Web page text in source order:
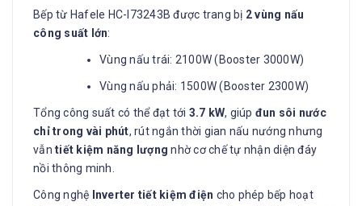
Bếp từ Hafele HC-I73243B được trang bị 2 vùng nấu
công suất lớn:
Vùng nấu trái: 2100W (Booster 3000W)
Vùng nấu phải: 1500W (Booster 2300W)
Tổng công suất có thể đạt tới 3.7 kW, giúp đun sôi nước
chỉ trong vài phút, rút ngắn thời gian nấu nướng nhưng
vẫn tiết kiệm năng lượng nhờ cơ chế tự nhận diện đáy
nồi thông minh.
Công nghệ Inverter tiết kiệm điện cho phép bếp hoạt